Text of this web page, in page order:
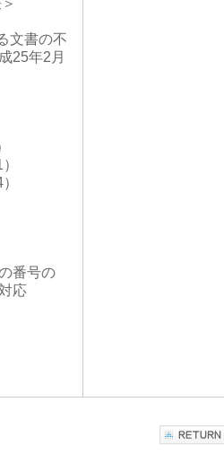
文書の不
25年2月
番号の
応